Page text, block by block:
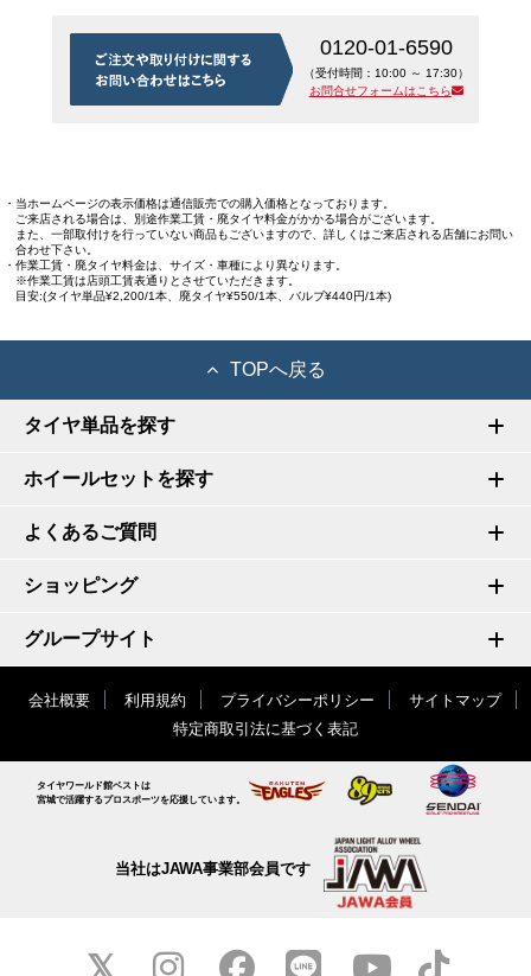
0120-01-6590
（受付時間：10:00 ～ 17:30）
お問合せフォームはこちら
・当ホームページの表示価格は通信販売での購入価格となっております。
ご来店される場合は、別途作業工賃・廃タイヤ料金がかかる場合がございます。
また、一部取付けを行っていない商品もございますので、詳しくはご来店される店舗にお問い
合わせ下さい。
・作業工賃・廃タイヤ料金は、サイズ・車種により異なります。
※作業工賃は店頭工賃表通りとさせていただきます。
目安:(タイヤ単品¥2,200/1本、廃タイヤ¥550/1本、バルブ¥440円/1本)
TOPへ戻る
タイヤ単品を探す
ホイールセットを探す
よくあるご質問
ショッピング
グループサイト
会社概要 利用規約 プライバシーポリシー
サイトマップ
特定商取引法に基づく表記
タイヤワールド館ベストは
宮城で活躍するプロスポーツを応援しています。
当社はJAWA事業部会員です